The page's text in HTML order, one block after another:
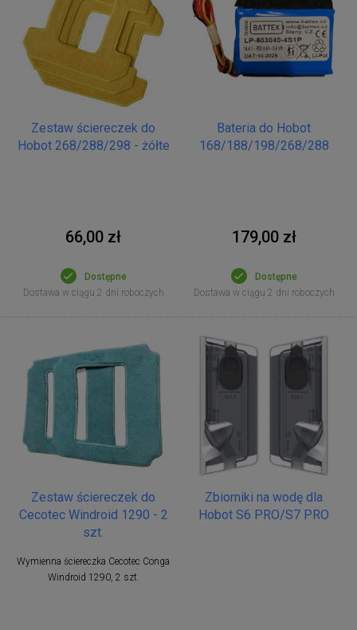
Zestaw ściereczek do
Hobot 268/288/298 - żółte
66,00 zł
Dostępne
Dostawa w ciągu 2 dni roboczych
Bateria do Hobot
168/188/198/268/288
179,00 zł
Dostępne
Dostawa w ciągu 2 dni roboczych
Zestaw ściereczek do
Cecotec Windroid 1290 - 2
szt.
Wymienna ściereczka Cecotec Conga
Windroid 1290, 2 szt.
Zbiorniki na wodę dla
Hobot S6 PRO/S7 PRO